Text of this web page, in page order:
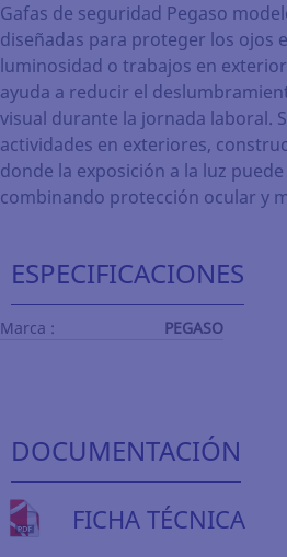
Gafas de seguridad Pegaso
diseñadas para proteger los ojos
luminosidad o trabajos en
ayuda a reducir el
visual durante la jornada laboral.
actividades en exteriores,
donde la exposición a la luz
combinando protección ocular y
ESPECIFICACIONES
Marca : PEGASO
DOCUMENTACIÓN
FICHA TÉCNICA